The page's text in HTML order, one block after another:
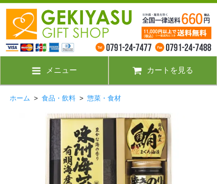
メニュー カートを見る
ホーム > 食品・飲料 > 惣菜・食材